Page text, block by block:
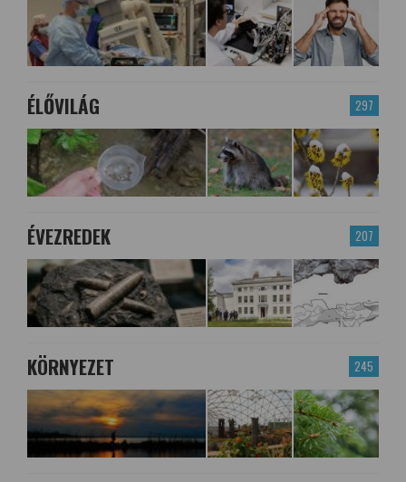
297
ÉLŐVILÁG
207
ÉVEZREDEK
245
KÖRNYEZET